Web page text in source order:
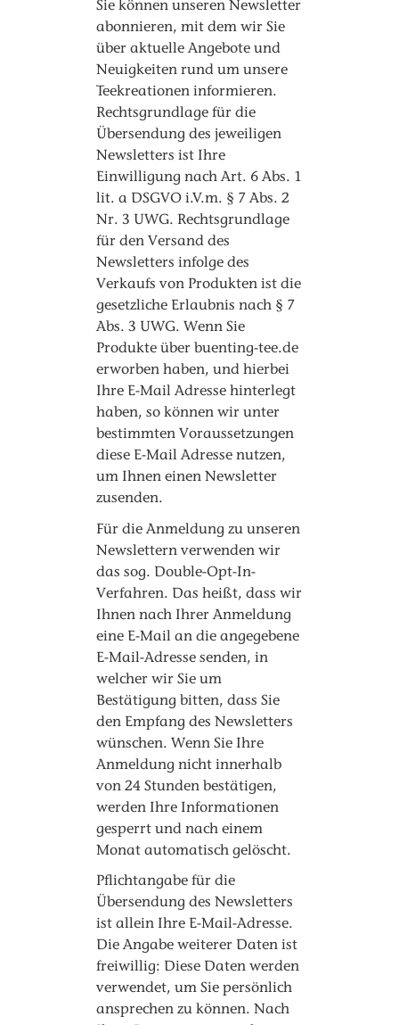
Sie können unseren Newsletter
abonnieren, mit dem wir Sie
über aktuelle Angebote und
Neuigkeiten rund um unsere
Teekreationen informieren.
Rechtsgrundlage für die
Übersendung des jeweiligen
Newsletters ist Ihre
Einwilligung nach Art. 6 Abs. 1
lit. a DSGVO i.V.m. § 7 Abs. 2
Nr. 3 UWG. Rechtsgrundlage
für den Versand des
Newsletters infolge des
Verkaufs von Produkten ist die
gesetzliche Erlaubnis nach § 7
Abs. 3 UWG. Wenn Sie
Produkte über buenting-tee.de
erworben haben, und hierbei
Ihre E-Mail Adresse hinterlegt
haben, so können wir unter
bestimmten Voraussetzungen
diese E-Mail Adresse nutzen,
um Ihnen einen Newsletter
zusenden.
Für die Anmeldung zu unseren
Newslettern verwenden wir
das sog. Double-Opt-In-
Verfahren. Das heißt, dass wir
Ihnen nach Ihrer Anmeldung
eine E-Mail an die angegebene
E-Mail-Adresse senden, in
welcher wir Sie um
Bestätigung bitten, dass Sie
den Empfang des Newsletters
wünschen. Wenn Sie Ihre
Anmeldung nicht innerhalb
von 24 Stunden bestätigen,
werden Ihre Informationen
gesperrt und nach einem
Monat automatisch gelöscht.
Pflichtangabe für die
Übersendung des Newsletters
ist allein Ihre E-Mail-Adresse.
Die Angabe weiterer Daten ist
freiwillig: Diese Daten werden
verwendet, um Sie persönlich
ansprechen zu können. Nach